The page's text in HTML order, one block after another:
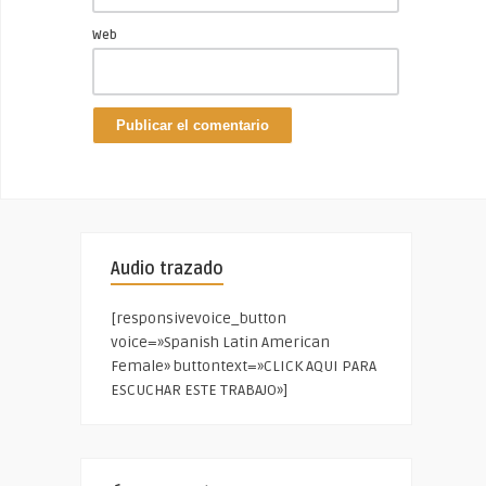
Web
Audio trazado
[responsivevoice_button
voice=»Spanish Latin American
Female» buttontext=»CLICK AQUI PARA
ESCUCHAR ESTE TRABAJO»]